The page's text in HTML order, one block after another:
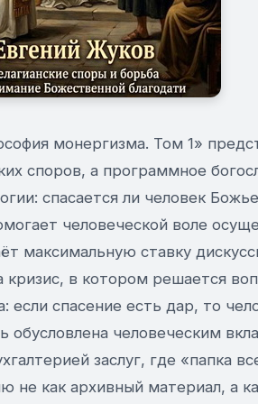
монергизма. Том 1»
споров, а программное
спасается ли человек
человеческой воле
максимальную ставку
кризис, в котором решается
если спасение есть дар, то
обусловлена человеческим
заслуг, где «папка
как архивный материал, а